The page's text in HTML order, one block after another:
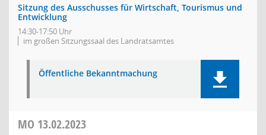
Sitzung des Ausschusses für Wirtschaft, Tourismus und
Entwicklung
14:30-17:50 Uhr
im großen Sitzungssaal des Landratsamtes
Öffentliche Bekanntmachung
MO 13.02.2023